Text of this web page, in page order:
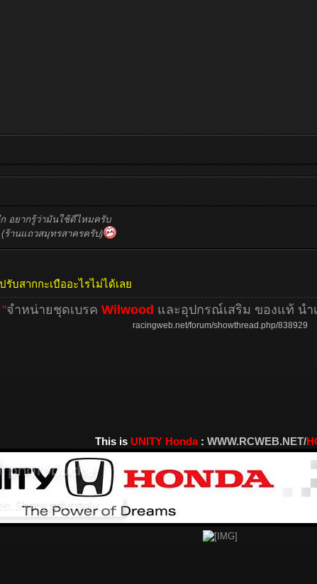
อยากรู้ว่ามันใช้ดีไหมครับ
ร้านแถวสมุทรสาครครับ)
บสากกะเบืออะไรไม่ได้เลย
"จำหน่ายชุดเบรค Wilwood และอุปกรณ์เสริม ของแท้ นำ
racingweb.net/forum/showthread.php/838929
This is UNITY Honda : WWW.RCWEB.NET/